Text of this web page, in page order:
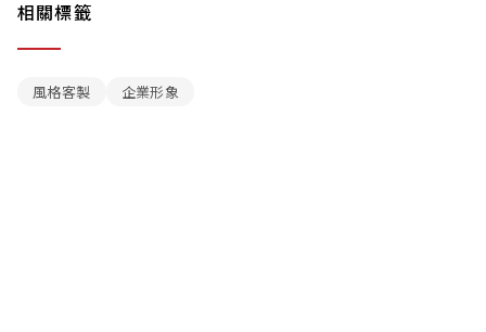
相關標籤
風格客製 企業形象